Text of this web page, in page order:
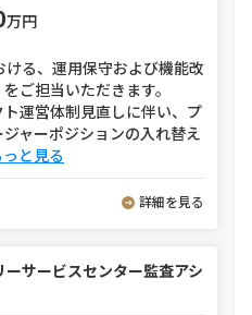
万円
る、運用保守および機能改
ご担当いただきます。
運営体制見直しに伴い、プ
ャーポジションの入れ替え
っと見る
詳細を見る
サービスセンター監査アシ